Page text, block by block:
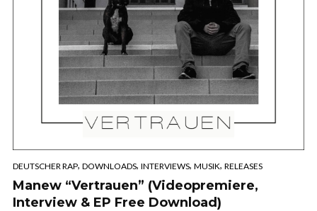
DEUTSCHER RAP, DOWNLOADS, INTERVIEWS, MUSIK, RELEASES
Manew “Vertrauen” (Videopremiere,
Interview & EP Free Download)